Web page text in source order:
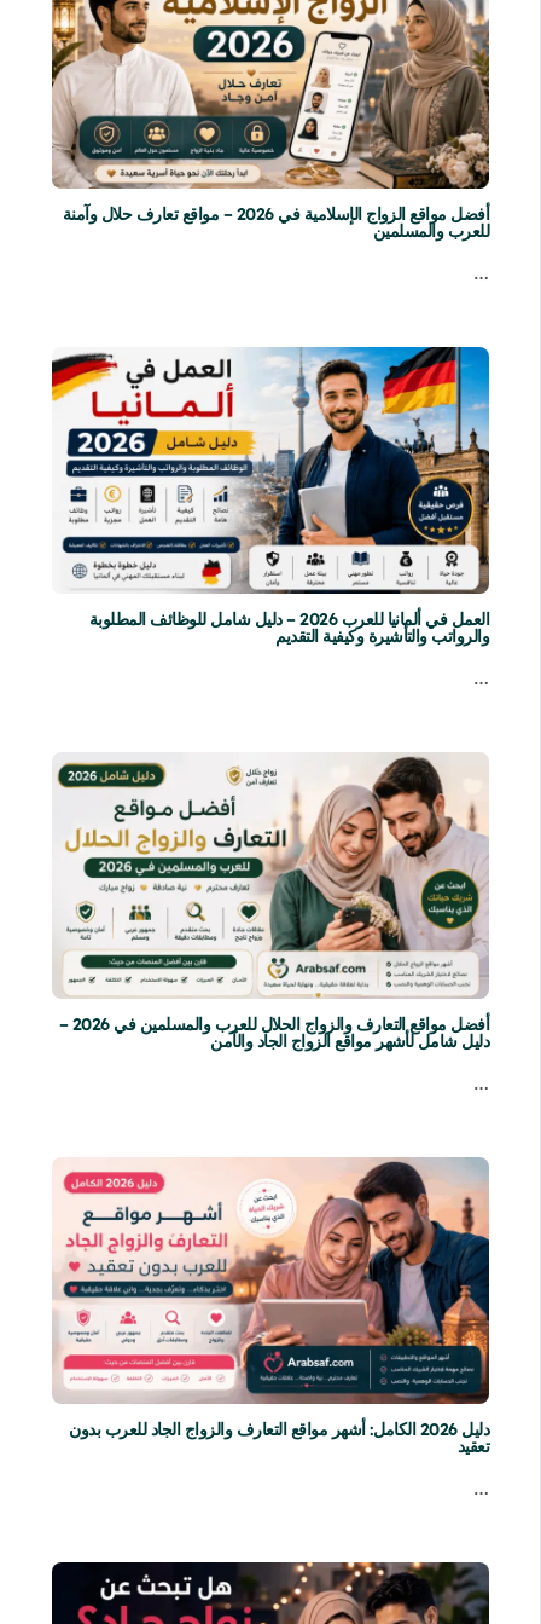
أفضل مواقع الزواج الإسلامية في 2026 – مواقع تعارف حلال وآمنة
للعرب والمسلمين
…
العمل في ألمانيا للعرب 2026 – دليل شامل للوظائف المطلوبة
والرواتب والتأشيرة وكيفية التقديم
…
أفضل مواقع التعارف والزواج الحلال للعرب والمسلمين في 2026 –
دليل شامل لأشهر مواقع الزواج الجاد والآمن
…
دليل 2026 الكامل: أشهر مواقع التعارف والزواج الجاد للعرب بدون
تعقيد
…